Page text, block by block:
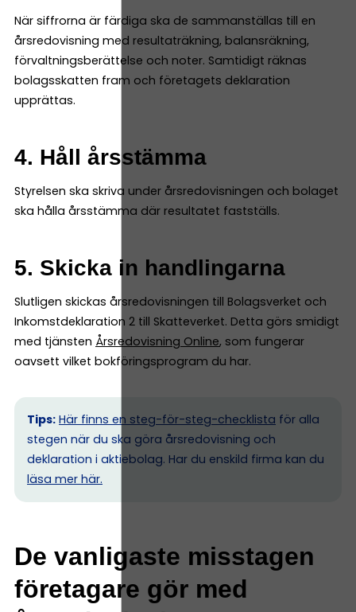
När siffrorna är färdiga ska de sammanställas till en
årsredovisning med resultaträkning, balansräkning,
förvaltningsberättelse och noter. Samtidigt räknas
bolagsskatten fram och företagets deklaration
upprättas.
4. Håll årsstämma
Styrelsen ska skriva under årsredovisningen och bolaget
ska hålla årsstämma där resultatet fastställs.
5. Skicka in handlingarna
Slutligen skickas årsredovisningen till Bolagsverket och
Inkomstdeklaration 2 till Skatteverket. Detta görs smidigt
med tjänsten Årsredovisning Online, som fungerar
oavsett vilket bokföringsprogram du har.
Tips: Här finns en steg-för-steg-checklista för alla
stegen när du ska göra årsredovisning och
deklaration i aktiebolag. Har du enskild firma kan du
läsa mer här.
De vanligaste misstagen
företagare gör med